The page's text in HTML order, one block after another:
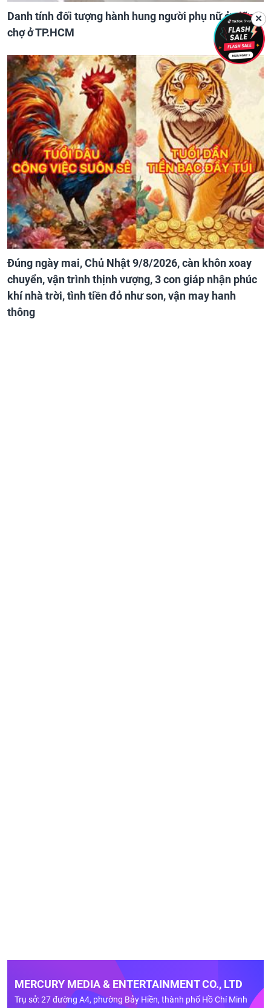
Danh tính đối tượng hành hung người phụ nữ ở giữa
chợ ở TP.HCM
Đúng ngày mai, Chủ Nhật 9/8/2026, càn khôn xoay
chuyển, vận trình thịnh vượng, 3 con giáp nhận phúc
khí nhà trời, tình tiền đỏ như son, vận may hanh
thông
MERCURY MEDIA & ENTERTAINMENT CO., LTD
Trụ sở: 27 đường A4, phường Bảy Hiền, thành phố Hồ Chí Minh
✕